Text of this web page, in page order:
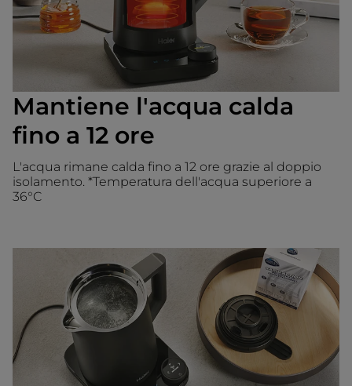
Mantiene l'acqua calda
fino a 12 ore
L'acqua rimane calda fino a 12 ore grazie al doppio
isolamento. *Temperatura dell'acqua superiore a
36°C